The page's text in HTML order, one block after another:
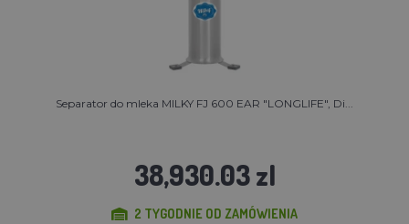
Separator do mleka MILKY FJ 600 EAR "LONGLIFE", Di...
38,930.03 zl
2 TYGODNIE OD ZAMÓWIENIA